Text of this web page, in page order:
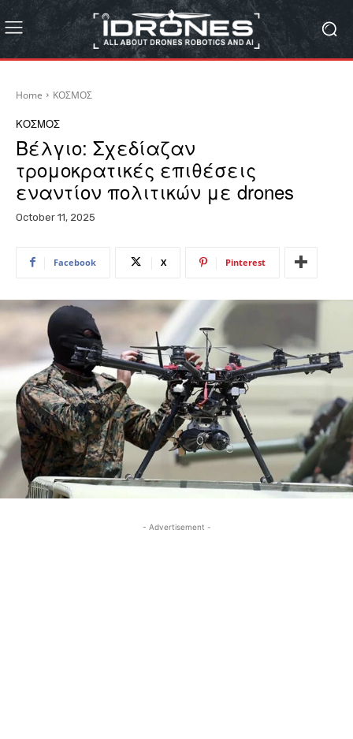
Home ΚΟΣΜΟΣ
ΚΟΣΜΟΣ
Βέλγιο: Σχεδίαζαν
τρομοκρατικές επιθέσεις
εναντίον πολιτικών με drones
October 11, 2025
Facebook X Pinterest
- Advertisement -